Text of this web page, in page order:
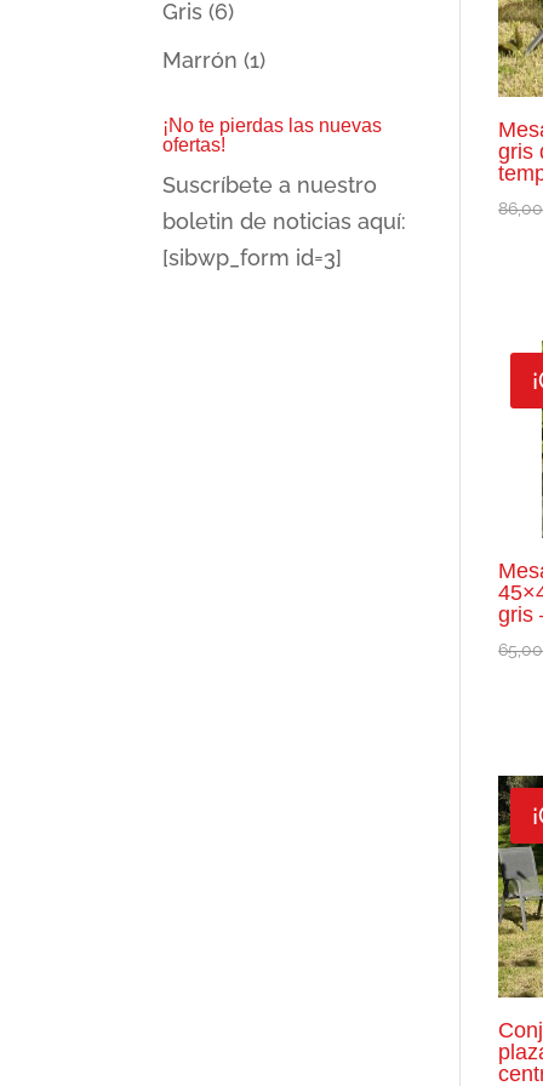
gris
86,00
gris
65,00
Gris (6)
Marrón (1)
¡No te pierdas las nuevas
ofertas!
Suscríbete a nuestro
boletin de noticias aquí:
[sibwp_form id=3]